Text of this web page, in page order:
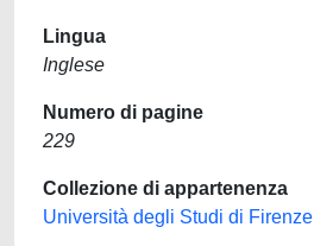
Lingua
Inglese
Numero di pagine
229
Collezione di appartenenza
Università degli Studi di Firenze